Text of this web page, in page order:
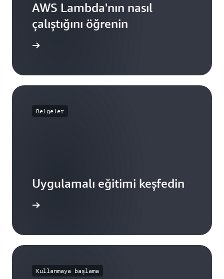
AWS Lambda'nın nasıl
çalıştığını öğrenin
Belgeler
Uygulamalı eğitimi keşfedin
Kullanmaya başlama